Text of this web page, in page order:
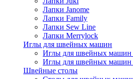
Лапки Janome
Лапки Family
Лапки Sew Line
Лапки Merrylock
Иглы для швейных машин
Иглы для швейных машин
Иглы для швейных машин
Швейные столы